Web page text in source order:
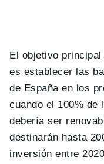
El objetivo principal
es establecer las
de España en los
cuando el 100% de
debería ser
destinarán hasta
inversión entre